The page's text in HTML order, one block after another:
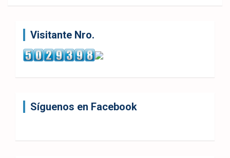
Visitante Nro.
Síguenos en Facebook